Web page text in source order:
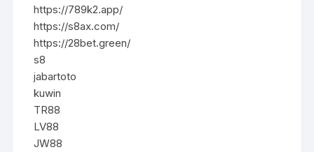
https://789k2.app/
https://s8ax.com/
https://28bet.green/
s8
jabartoto
kuwin
TR88
LV88
JW88